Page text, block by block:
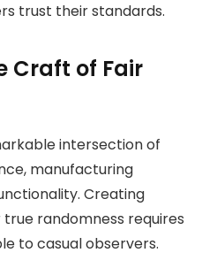
trust their standards.
Craft of Fair
intersection of
manufacturing
Creating
randomness requires
to casual observers.